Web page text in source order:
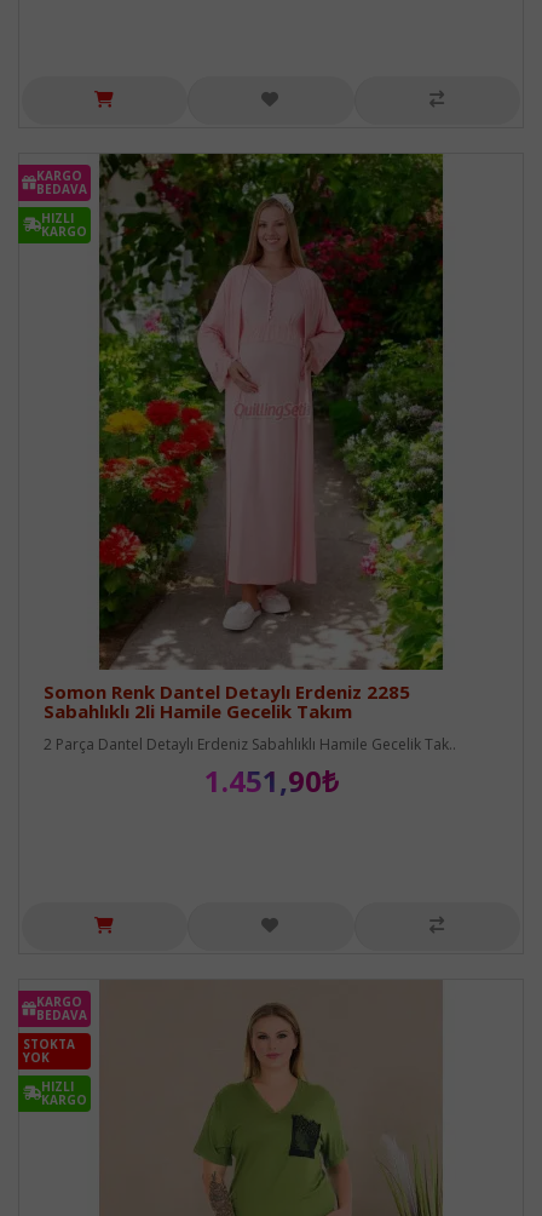
KARGO
BEDAVA
HIZLI
KARGO
Somon Renk Dantel Detaylı Erdeniz 2285
Sabahlıklı 2li Hamile Gecelik Takım
2 Parça Dantel Detaylı Erdeniz Sabahlıklı Hamile Gecelik Tak..
1.451,90₺
KARGO
BEDAVA
STOKTA
YOK
HIZLI
KARGO